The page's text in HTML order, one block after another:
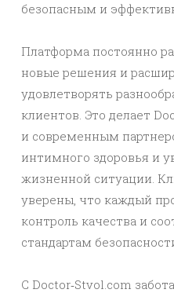
безопасным и
Платформа постоянно
новые решения и
удовлетворять
клиентов. Это делает
и современным
интимного здоровья и
жизненной ситуации.
уверены, что каждый
контроль качества и
стандартам
С Doctor‑Stvol.com